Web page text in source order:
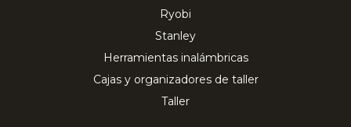
Ryobi
Stanley
Herramientas inalámbricas
Cajas y organizadores de taller
Taller